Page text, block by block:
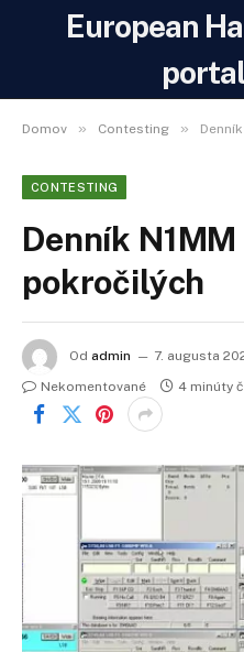
European
Domov » Contesting »
CONTESTING
Denník
pokročilých
Od admin 7. augusta
Nekomentované
4 minúty